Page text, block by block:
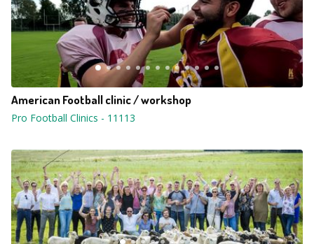
American Football clinic / workshop
Pro Football Clinics - 11113